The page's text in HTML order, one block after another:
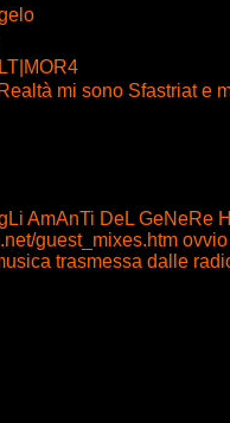
mi sono Sfastriat e
AmAnTi DeL GeNeRe
guest_mixes.htm
trasmessa dalle